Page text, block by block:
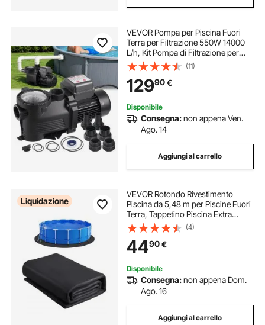
VEVOR Pompa per Piscina Fuori
Terra per Filtrazione 550W 14000
L/h, Kit Pompa di Filtrazione per
Piscine Fuori Terra Velocità Singola
con Cestello Filtrante 3450 giri/min
Prevalenza max. 12 m
(11)
12990€
Disponibile
Consegna:non appena Ven.
Ago. 14
Aggiungi al carrello
Liquidazione
VEVOR Rotondo Rivestimento
Piscina da 5,48 m per Piscine Fuori
Terra, Tappetino Piscina Extra
Spesso, Evita Forature, Materiale
Principale in Tessuto Geotessile,
Prolunga Durata del Rivestimento
(4)
4490€
Disponibile
Consegna:non appena Dom.
Ago. 16
Aggiungi al carrello